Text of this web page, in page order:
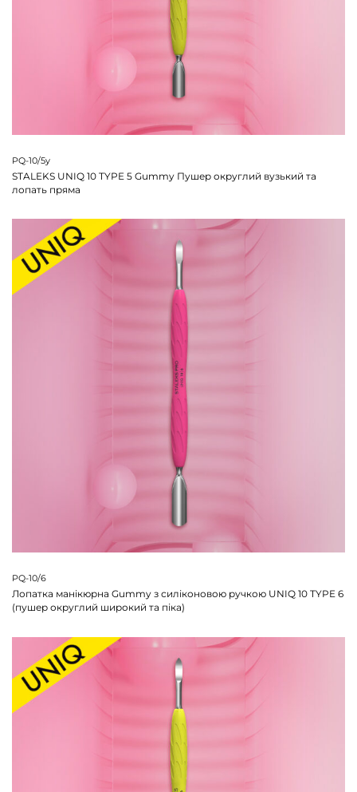
PQ-10/5y
STALEKS UNIQ 10 TYPE 5 Gummy Пушер округлий вузький та
лопать пряма
PQ-10/6
Лопатка манікюрна Gummy з силіконовою ручкою UNIQ 10 TYPE 6
(пушер округлий широкий та піка)